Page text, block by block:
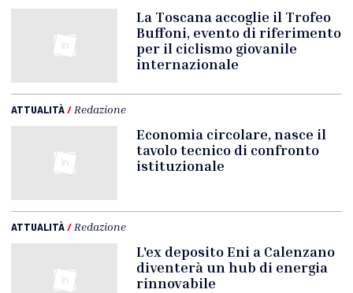
La Toscana accoglie il Trofeo
Buffoni, evento di riferimento
per il ciclismo giovanile
internazionale
ATTUALITÀ/ Redazione
Economia circolare, nasce il
tavolo tecnico di confronto
istituzionale
ATTUALITÀ/ Redazione
L'ex deposito Eni a Calenzano
diventerà un hub di energia
rinnovabile